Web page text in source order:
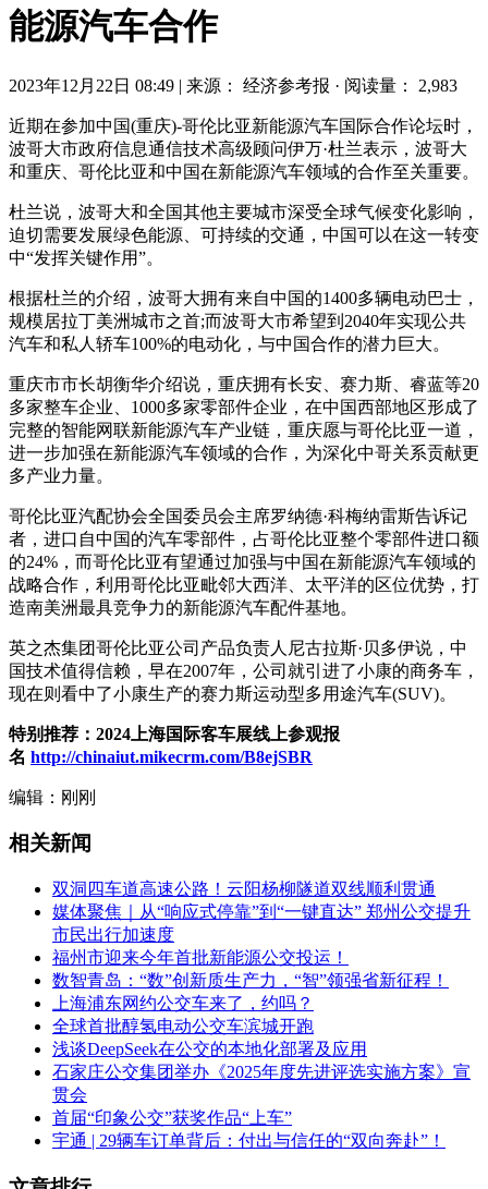
能源汽车合作
2023年12月22日 08:49 | 来源： 经济参考报 · 阅读量： 2,983
近期在参加中国(重庆)-哥伦比亚新能源汽车国际合作论坛时，
波哥大市政府信息通信技术高级顾问伊万·杜兰表示，波哥大
和重庆、哥伦比亚和中国在新能源汽车领域的合作至关重要。
杜兰说，波哥大和全国其他主要城市深受全球气候变化影响，
迫切需要发展绿色能源、可持续的交通，中国可以在这一转变
中“发挥关键作用”。
根据杜兰的介绍，波哥大拥有来自中国的1400多辆电动巴士，
规模居拉丁美洲城市之首;而波哥大市希望到2040年实现公共
汽车和私人轿车100%的电动化，与中国合作的潜力巨大。
重庆市市长胡衡华介绍说，重庆拥有长安、赛力斯、睿蓝等20
多家整车企业、1000多家零部件企业，在中国西部地区形成了
完整的智能网联新能源汽车产业链，重庆愿与哥伦比亚一道，
进一步加强在新能源汽车领域的合作，为深化中哥关系贡献更
多产业力量。
哥伦比亚汽配协会全国委员会主席罗纳德·科梅纳雷斯告诉记
者，进口自中国的汽车零部件，占哥伦比亚整个零部件进口额
的24%，而哥伦比亚有望通过加强与中国在新能源汽车领域的
战略合作，利用哥伦比亚毗邻大西洋、太平洋的区位优势，打
造南美洲最具竞争力的新能源汽车配件基地。
英之杰集团哥伦比亚公司产品负责人尼古拉斯·贝多伊说，中
国技术值得信赖，早在2007年，公司就引进了小康的商务车，
现在则看中了小康生产的赛力斯运动型多用途汽车(SUV)。
特别推荐：2024上海国际客车展线上参观报
名 http://chinaiut.mikecrm.com/B8ejSBR
编辑：刚刚
相关新闻
双洞四车道高速公路！云阳杨柳隧道双线顺利贯通
媒体聚焦｜从“响应式停靠”到“一键直达” 郑州公交提升
市民出行加速度
福州市迎来今年首批新能源公交投运！
数智青岛：“数”创新质生产力，“智”领强省新征程！
上海浦东网约公交车来了，约吗？
全球首批醇氢电动公交车滨城开跑
浅谈DeepSeek在公交的本地化部署及应用
石家庄公交集团举办《2025年度先进评选实施方案》宣
贯会
首届“印象公交”获奖作品“上车”
宇通 | 29辆车订单背后：付出与信任的“双向奔赴”！